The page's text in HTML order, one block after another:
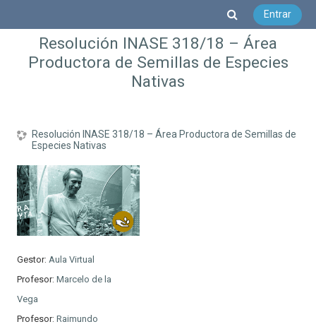
Selector de
Entrar
Resolución INASE 318/18 – Área
Productora de Semillas de Especies
Nativas
Resolución INASE 318/18 – Área Productora de Semillas de
Especies Nativas
Gestor:Aula Virtual
Profesor:Marcelo de la
Vega
Profesor:Raimundo